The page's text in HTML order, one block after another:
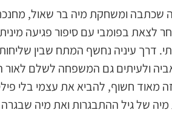
שכתבה ומשחקת מיה בר שאול,
בפומבי עם סיפור פגיעה
עיניה נחשף המתח שבין שליחות
ולעיתים גם המשפחה לשלם לאור
מאוד חשוף, להביא את עצמי בלי
של גיל ההתבגרות ואת מיה שבגרה